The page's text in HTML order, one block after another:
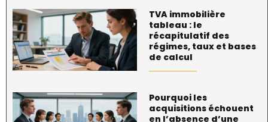
TVA immobilière
tableau : le
récapitulatif des
régimes, taux et bases
de calcul
Pourquoi les
acquisitions échouent
en l’absence d’une